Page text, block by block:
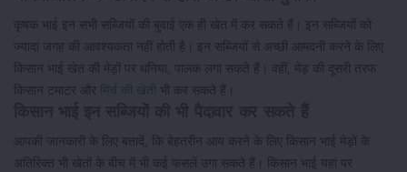
कृषक भाई इन सभी सब्जियों की बुवाई एक ही खेत में कर सकते हैं। इन सब्जियों को
ज्यादा जगह की आवश्यकता नहीं होती है। इन सब्जियों से अच्छी आमदनी करने के लिए
किसान भाई खेत की मेड़ों पर धनिया, पालक लगा सकते हैं। वहीं, मेड़ की दूसरी तरफ
किसान टमाटर और मिर्च की खेती भी कर सकते हैं।
आपकी जानकारी के लिए बतादें, कि बेहतरीन आय करने के लिए किसान भाई मेड़ों के
अतिरिक्त भी खेतों के बीच में भी कई फसलें उगा सकते हैं। किसान भाई यहां पर